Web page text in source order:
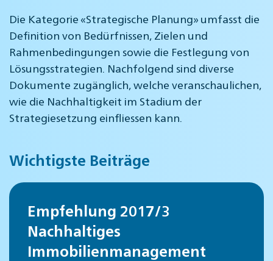
Die Kategorie «Strategische Planung» umfasst die
Definition von Bedürfnissen, Zielen und
Rahmenbedingungen sowie die Festlegung von
Lösungsstrategien. Nachfolgend sind diverse
Dokumente zugänglich, welche veranschaulichen,
wie die Nachhaltigkeit im Stadium der
Strategiesetzung einfliessen kann.
Wichtigste Beiträge
Empfehlung 2017/3
Nachhaltiges
Immobilienmanagement